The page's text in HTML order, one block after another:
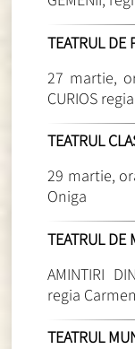
TEATRUL DE
27 martie,
CURIOS
TEATRUL
29 martie,
Oniga
TEATRUL DE
AMINTIRI
regia
TEATRUL